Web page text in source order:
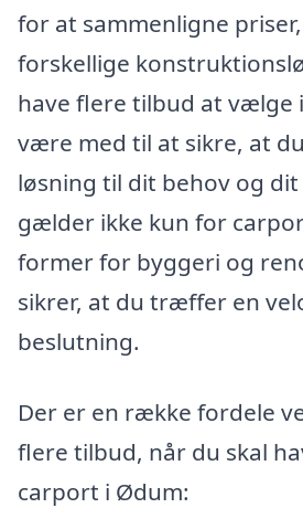
for at sammenligne
forskellige
have flere tilbud at vælge
være med til at sikre, at
løsning til dit behov og
gælder ikke kun for
former for byggeri og
sikrer, at du træffer en
beslutning.
Der er en række fordele
flere tilbud, når du skal
carport i Ødum: